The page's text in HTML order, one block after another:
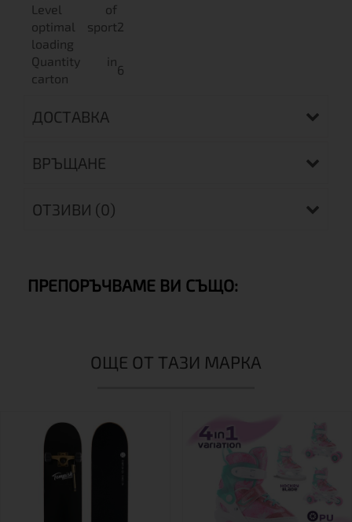
Level of
optimal sport
loading
2
Quantity in
carton
6
ДОСТАВКА
ВРЪЩАНЕ
ОТЗИВИ (0)
ПРЕПОРЪЧВАМЕ ВИ СЪЩО:
ОЩЕ ОТ ТАЗИ МАРКА